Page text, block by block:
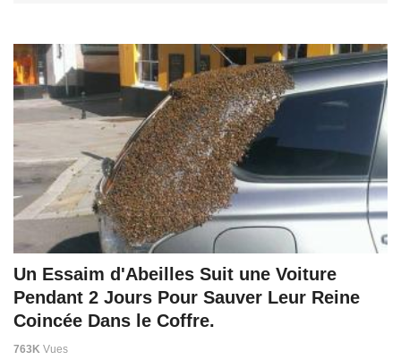
Un Essaim d'Abeilles Suit une Voiture
Pendant 2 Jours Pour Sauver Leur Reine
Coincée Dans le Coffre.
763K Vues